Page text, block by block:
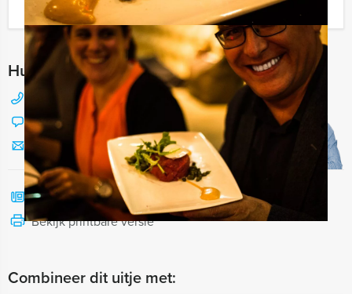
Ik heb een vraag over dit uitje
Hulp nodig bij het kiezen?
088 428 81 17
Chat met Jeroen
Stuur ons een mailtje
Bel mij terug
Bekijk printbare versie
Combineer dit uitje met: